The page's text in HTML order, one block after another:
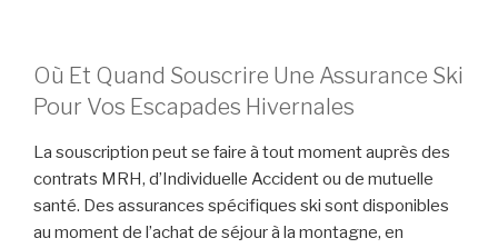
Où Et Quand Souscrire Une Assurance Ski
Pour Vos Escapades Hivernales
La souscription peut se faire à tout moment auprès des
contrats MRH, d’Individuelle Accident ou de mutuelle
santé. Des assurances spécifiques ski sont disponibles
au moment de l’achat de séjour à la montagne, en